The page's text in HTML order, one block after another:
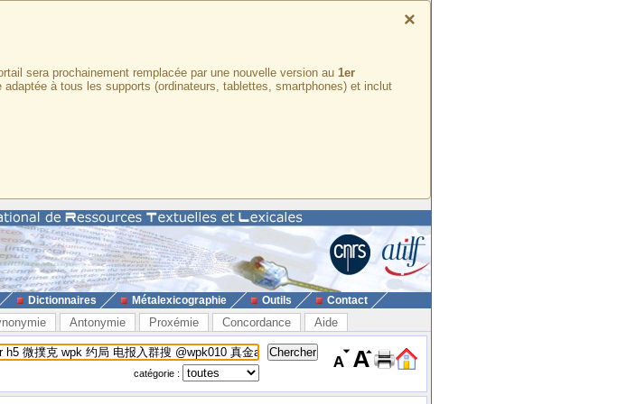
×
sera prochainement remplacée par une nouvelle version au 1er
à tous les supports (ordinateurs, tablettes, smartphones) et inclut
Dictionnaires Métalexicographie Outils Contact
Antonymie Proxémie Concordance Aide
catégorie :